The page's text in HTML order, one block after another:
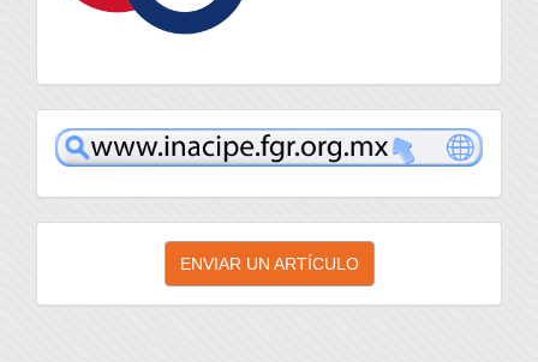
inacipe
Enviar
artículo
ENVIAR UN ARTÍCULO